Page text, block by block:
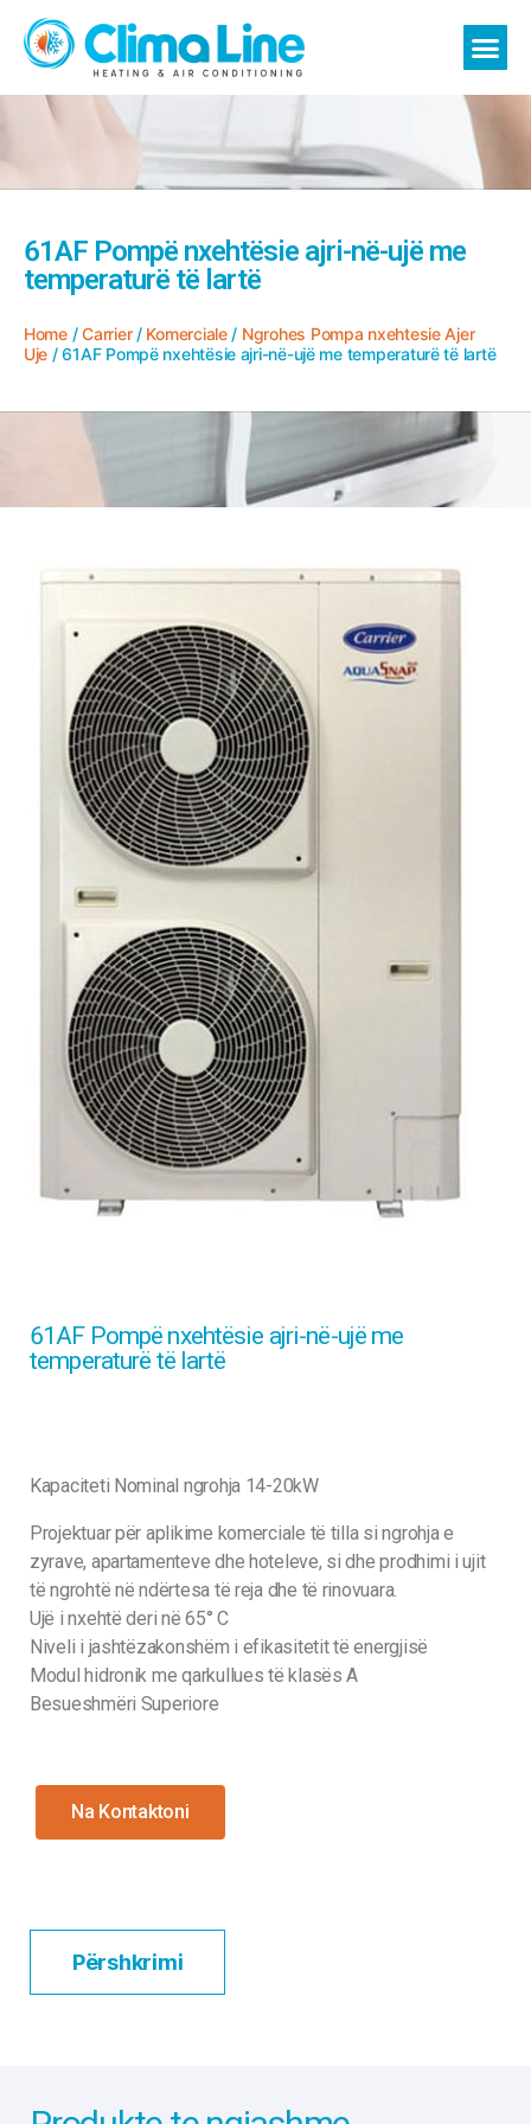
61AF Pompë nxehtësie ajri-në-ujë me
temperaturë të lartë
Home/Carrier/ Komerciale/ Ngrohes Pompa nxehtesie Ajer
Uje / 61AF Pompë nxehtësie ajri-në-ujë me temperaturë të lartë
61AF Pompë nxehtësie ajri-në-ujë me
temperaturë të lartë
Kapaciteti Nominal ngrohja 14-20kW
Projektuar për aplikime komerciale të tilla si ngrohja e
zyrave, apartamenteve dhe hoteleve, si dhe prodhimi i ujit
të ngrohtë në ndërtesa të reja dhe të rinovuara.
Ujë i nxehtë deri në 65° C
Niveli i jashtëzakonshëm i efikasitetit të energjisë
Modul hidronik me qarkullues të klasës A
Besueshmëri Superiore
Na Kontaktoni
Përshkrimi